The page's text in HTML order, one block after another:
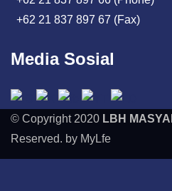
+62 21 837 897 67 (Fax)
Media Sosial
© Copyright 2020 LBH
Reserved. by MyLfe